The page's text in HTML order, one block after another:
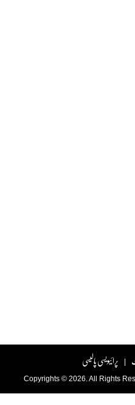
پرائیویسی پالیسی
Copyrights © 2026. All Rights